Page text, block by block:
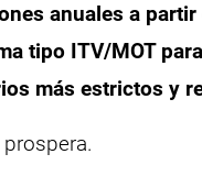
anuales a
tipo ITV/MOT
más estrictos y